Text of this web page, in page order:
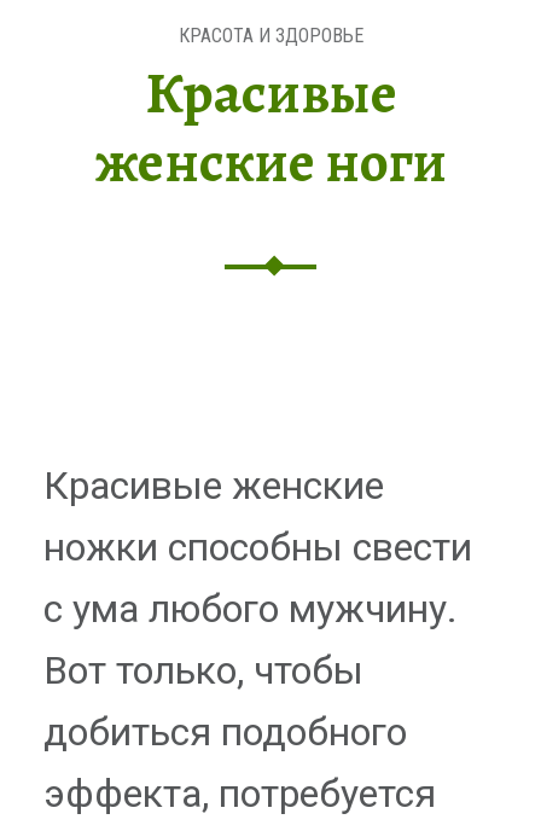
Красивые
женские ноги
КРАСОТА И ЗДОРОВЬЕ
Красивые женские
ножки способны свести
с ума любого мужчину.
Вот только, чтобы
добиться подобного
эффекта, потребуется